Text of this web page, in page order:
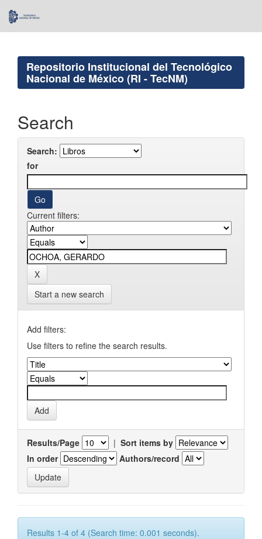
navigation
Repositorio Institucional del Tecnológico
Nacional de México (RI - TecNM)
Search
Search:
for
Current filters:
Start a new search
Add filters:
Use filters to refine the search results.
Results/Page | Sort items by
In order
Authors/record
Results 1-4 of 4 (Search time: 0.001 seconds).